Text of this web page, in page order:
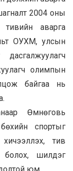
2004 оны
аварга
ОУХМ, улсын
олимпын
байгаа нь
Өмнөговь
спортыг
тив
болох, шилдэг